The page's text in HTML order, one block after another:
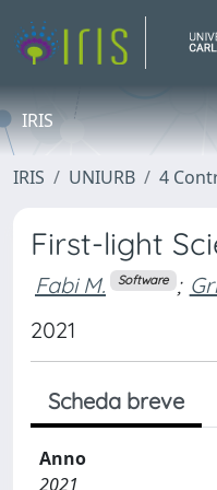
IRIS
IRIS UNIURB 4
First-light
Fabi M. Software ;
2021
Scheda breve
Anno
2021